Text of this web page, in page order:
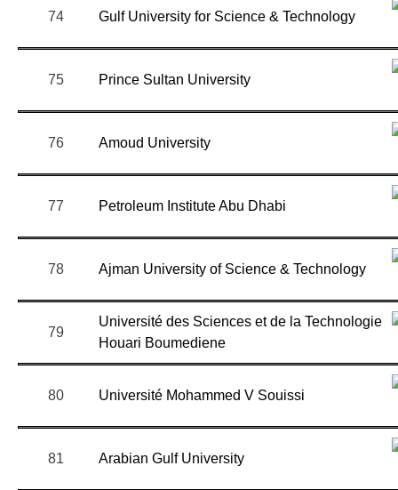
74 Gulf University for Science & Technology
75 Prince Sultan University
76 Amoud University
77 Petroleum Institute Abu Dhabi
78 Ajman University of Science & Technology
79
Université des Sciences et de la Technologie
Houari Boumediene
80 Université Mohammed V Souissi
81 Arabian Gulf University